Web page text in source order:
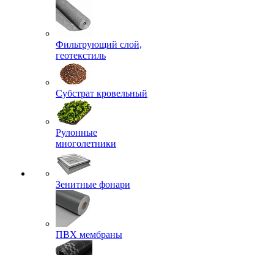
Фильтрующий слой,
геотекстиль
Субстрат кровельный
Рулонные
многолетники
Зенитные фонари
ПВХ мембраны